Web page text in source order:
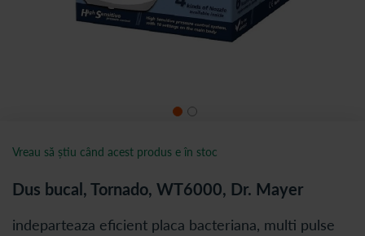
Dus bucal, Tornado, WT6000, Dr. Mayer
indeparteaza eficient placa bacteriana, multi pulse
Vreau să știu când acest produs e în stoc